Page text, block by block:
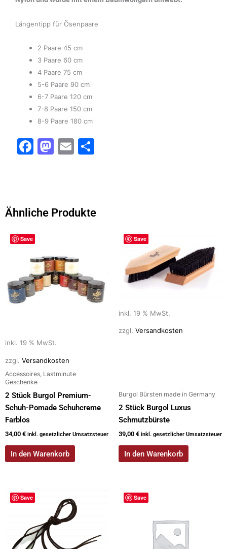
Längentipp für Ösenpaare
2 Paare 45 cm
3 Paare 60 cm
4 Paare 75 cm
5-6 Paare 90 cm
6-7 Paare 120 cm
7-8 Paare 150 cm
8-9 Paare 180 cm
F
b
o
k
M
d
E
Ähnliche Produkte
Save
inkl. 19 % MwSt.
zzgl. Versandkosten
Accessoires, Lastminute
Geschenke
2 Stück Burgol Premium-
Schuh-Pomade Schuhcreme
Farblos
34,00 € inkl. gesetzlicher Umsatzsteuer
In den Warenkorb
Save
inkl. 19 % MwSt.
zzgl. Versandkosten
Burgol Bürsten made in Germany
2 Stück Burgol Luxus
Schmutzbürste
39,00 € inkl. gesetzlicher Umsatzsteuer
In den Warenkorb
Save Save